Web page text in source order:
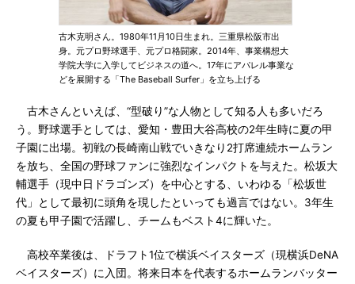
古木克明さん。1980年11月10日生まれ。三重県松阪市出
身。元プロ野球選手、元プロ格闘家。2014年、事業構想大
学院大学に入学してビジネスの道へ。17年にアパレル事業な
どを展開する「The Baseball Surfer」を立ち上げる
古木さんといえば、“型破り”な人物として知る人も多いだろ
う。野球選手としては、愛知・豊田大谷高校の2年生時に夏の甲
子園に出場。初戦の長崎南山戦でいきなり2打席連続ホームラン
を放ち、全国の野球ファンに強烈なインパクトを与えた。松坂大
輔選手（現中日ドラゴンズ）を中心とする、いわゆる「松坂世
代」として最初に頭角を現したといっても過言ではない。3年生
の夏も甲子園で活躍し、チームもベスト4に輝いた。
高校卒業後は、ドラフト1位で横浜ベイスターズ（現横浜DeNA
ベイスターズ）に入団。将来日本を代表するホームランバッター